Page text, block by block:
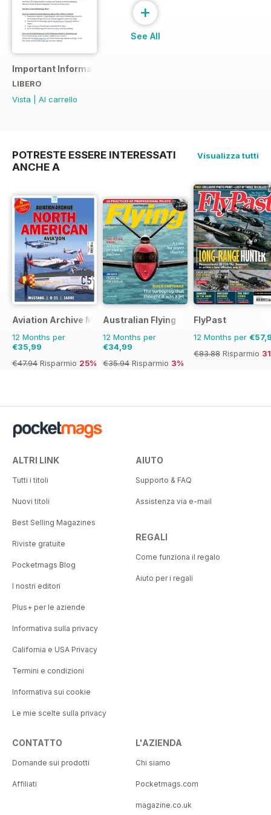
Important Information
LIBERO
Vista
Al carrello
+
See All
POTRESTE ESSERE INTERESSATI
ANCHE A
Visualizza tutti
Aviation Archive Magazine
12 Months per
€35,99
€47.94 Risparmio 25%
Australian Flying
12 Months per
€34,99
€35.94 Risparmio 3%
FlyPast
12 Months per
€83.88 Risparmio
ALTRI LINK
Tutti i titoli
Nuovi titoli
Best Selling Magazines
Riviste gratuite
Pocketmags Blog
I nostri editori
Plus+ per le aziende
Informativa sulla privacy
California e USA Privacy
Termini e condizioni
Informativa sui cookie
Le mie scelte sulla privacy
AIUTO
Supporto & FAQ
Assistenza via e-mail
REGALI
Come funziona il regalo
Aiuto per i regali
CONTATTO
Domande sui prodotti
Affiliati
L'AZIENDA
Chi siamo
Pocketmags.com
magazine.co.uk